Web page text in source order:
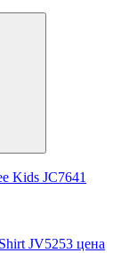
Kids JC7641